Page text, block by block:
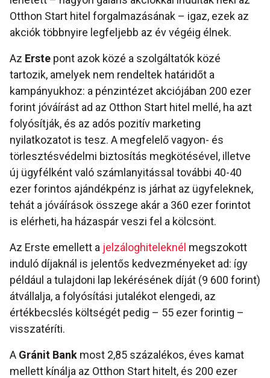
Otthon Start hitel forgalmazásának – igaz, ezek az
akciók többnyire legfeljebb az év végéig élnek.
Az Erste pont azok közé a szolgáltatók közé
tartozik, amelyek nem rendeltek határidőt a
kampányukhoz: a pénzintézet akciójában 200 ezer
forint jóváírást ad az Otthon Start hitel mellé, ha azt
folyósítják, és az adós pozitív marketing
nyilatkozatot is tesz. A megfelelő vagyon- és
törlesztésvédelmi biztosítás megkötésével, illetve
új ügyfélként való számlanyitással további 40-40
ezer forintos ajándékpénz is járhat az ügyfeleknek,
tehát a jóváírások összege akár a 360 ezer forintot
is elérheti, ha házaspár veszi fel a kölcsönt.
Az Erste emellett a jelzáloghiteleknél megszokott
induló díjaknál is jelentős kedvezményeket ad: így
például a tulajdoni lap lekérésének díját (9 600 forint)
átvállalja, a folyósítási jutalékot elengedi, az
értékbecslés költségét pedig – 55 ezer forintig –
visszatéríti.
A Gránit Bank most 2,85 százalékos, éves kamat
mellett kínálja az Otthon Start hitelt, és 200 ezer